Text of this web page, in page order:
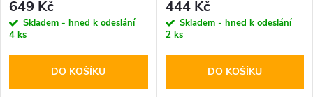
649 Kč
Skladem - hned k odeslání
4 ks
DO KOŠÍKU
444 Kč
Skladem - hned k odeslání
2 ks
DO KOŠÍKU